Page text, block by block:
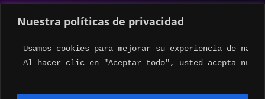
Nuestra políticas de privacidad
Usamos cookies para mejorar su experiencia de
Al hacer clic en "Aceptar todo", usted acepta
ESTILO DE VIDA